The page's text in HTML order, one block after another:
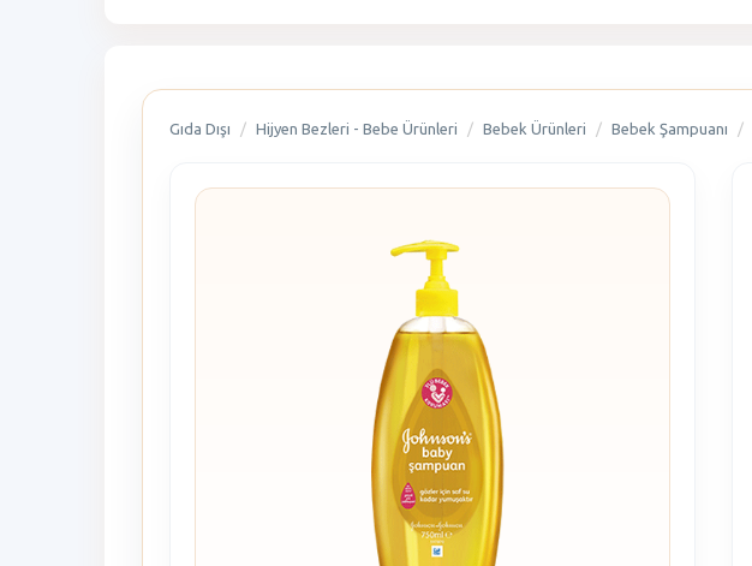
Gıda Dışı Hijyen Bezleri - Bebe Ürünleri Bebek Ürünleri Bebek Şampuanı